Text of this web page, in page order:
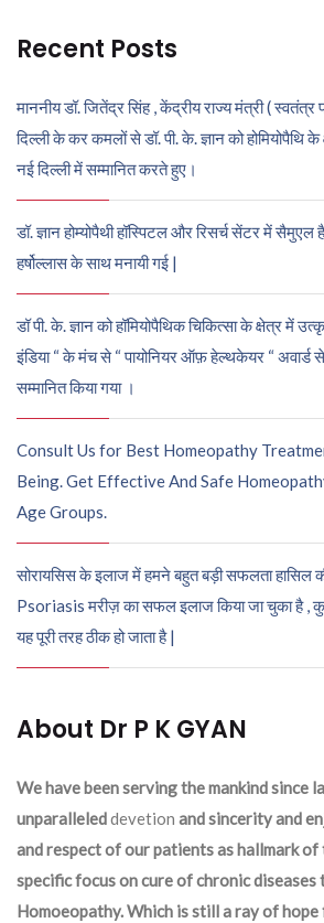
Recent Posts
माननीय डॉ. जितेंद्र सिंह , केंद्रीय राज्य मंत्री (
दिल्ली के कर कमलों से डॉ. पी. के. ज्ञान को होमियोपैथि
नई दिल्ली में सम्मानित करते हुए।
डॉ. ज्ञान होम्योपैथी हॉस्पिटल और रिसर्च सेंटर में
हर्षोल्लास के साथ मनायी गई |
डॉ पी. के. ज्ञान को हॉमियोपैथिक चिकित्सा के क्षेत्र में
इंडिया “ के मंच से “ पायोनियर ऑफ़ हेल्थकेयर “
सम्मानित किया गया ।
Consult Us for Best Homeopathy
Being. Get Effective And Safe
Age Groups.
सोरायसिस के इलाज में हमने बहुत बड़ी सफलता हासिल
Psoriasis मरीज़ का सफल इलाज किया जा चुका है ,
यह पूरी तरह ठीक हो जाता है |
About Dr P K GYAN
We have been serving the mankind since
unparalleleddevetion and sincerity and
and respect of our patients as hallmark of
specific focus on cure of chronic diseases
Homoeopathy. Which is still a ray of